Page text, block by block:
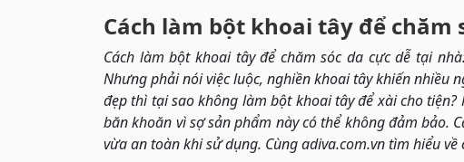
Cách làm bột khoai tây để chăm
Cách làm bột khoai tây để chăm sóc da cực dễ tại
Nhưng phải nói việc luộc, nghiền khoai tây khiến nhiều
đẹp thì tại sao không làm bột khoai tây để xài cho
băn khoăn vì sợ sản phẩm này có thể không đảm bảo.
vừa an toàn khi sử dụng. Cùng adiva.com.vn tìm hiểu